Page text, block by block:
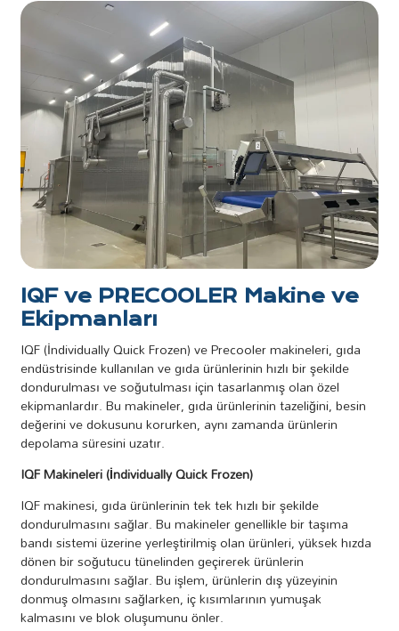
IQF ve PRECOOLER Makine ve
Ekipmanları
IQF (İndividually Quick Frozen) ve Precooler makineleri, gıda
endüstrisinde kullanılan ve gıda ürünlerinin hızlı bir şekilde
dondurulması ve soğutulması için tasarlanmış olan özel
ekipmanlardır. Bu makineler, gıda ürünlerinin tazeliğini, besin
değerini ve dokusunu korurken, aynı zamanda ürünlerin
depolama süresini uzatır.
IQF Makineleri (İndividually Quick Frozen)
IQF makinesi, gıda ürünlerinin tek tek hızlı bir şekilde
dondurulmasını sağlar. Bu makineler genellikle bir taşıma
bandı sistemi üzerine yerleştirilmiş olan ürünleri, yüksek hızda
dönen bir soğutucu tünelinden geçirerek ürünlerin
dondurulmasını sağlar. Bu işlem, ürünlerin dış yüzeyinin
donmuş olmasını sağlarken, iç kısımlarının yumuşak
kalmasını ve blok oluşumunu önler.